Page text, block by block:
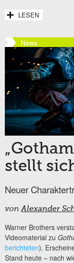
LESEN
News
stellt
Neuer
vonAlexander
Warner Brothers
Videomaterial zu
berichteten).
Stand heute – nach